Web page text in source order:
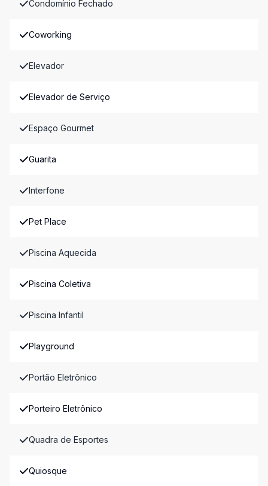
Condomínio Fechado
Coworking
Elevador
Elevador de Serviço
Espaço Gourmet
Guarita
Interfone
Pet Place
Piscina Aquecida
Piscina Coletiva
Piscina Infantil
Playground
Portão Eletrônico
Porteiro Eletrônico
Quadra de Esportes
Quiosque